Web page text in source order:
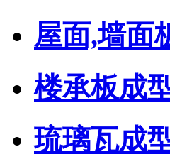
屋面,墙面
楼承板成
琉璃瓦成